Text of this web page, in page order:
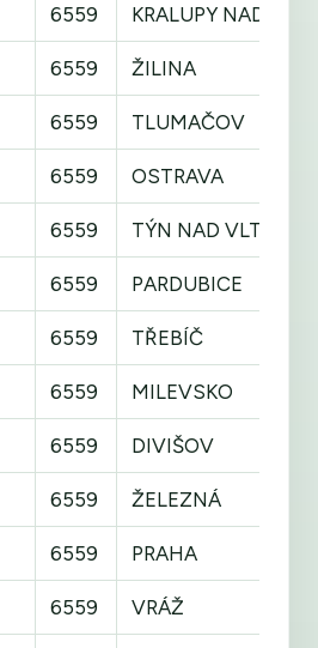
6559 KRALUPY NAD
6559 ŽILINA
6559 TLUMAČOV
6559 OSTRAVA
6559 TÝN NAD VLTAVOU
6559 PARDUBICE
6559 TŘEBÍČ
6559 MILEVSKO
6559 DIVIŠOV
6559 ŽELEZNÁ
6559 PRAHA
6559 VRÁŽ